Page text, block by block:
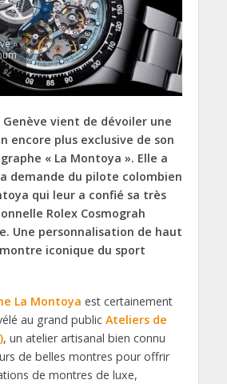
«
Genève vient de dévoiler une
encore plus exclusive de son
« La Montoya ». Elle a
demande du pilote colombien
qui leur a confié sa très
Rolex Cosmograh
Une personnalisation de haut
iconique du sport
La Montoya est certainement
au grand public Ateliers de
, un atelier artisanal bien connu
de belles montres pour offrir
de montres de luxe,